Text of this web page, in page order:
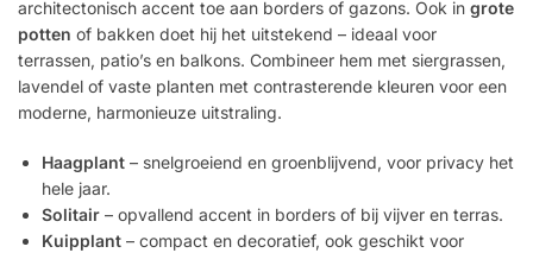
architectonisch accent toe aan borders of gazons. Ook in grote
potten of bakken doet hij het uitstekend – ideaal voor
terrassen, patio’s en balkons. Combineer hem met siergrassen,
lavendel of vaste planten met contrasterende kleuren voor een
moderne, harmonieuze uitstraling.
Haagplant – snelgroeiend en groenblijvend, voor privacy het
hele jaar.
Solitair – opvallend accent in borders of bij vijver en terras.
Kuipplant – compact en decoratief, ook geschikt voor